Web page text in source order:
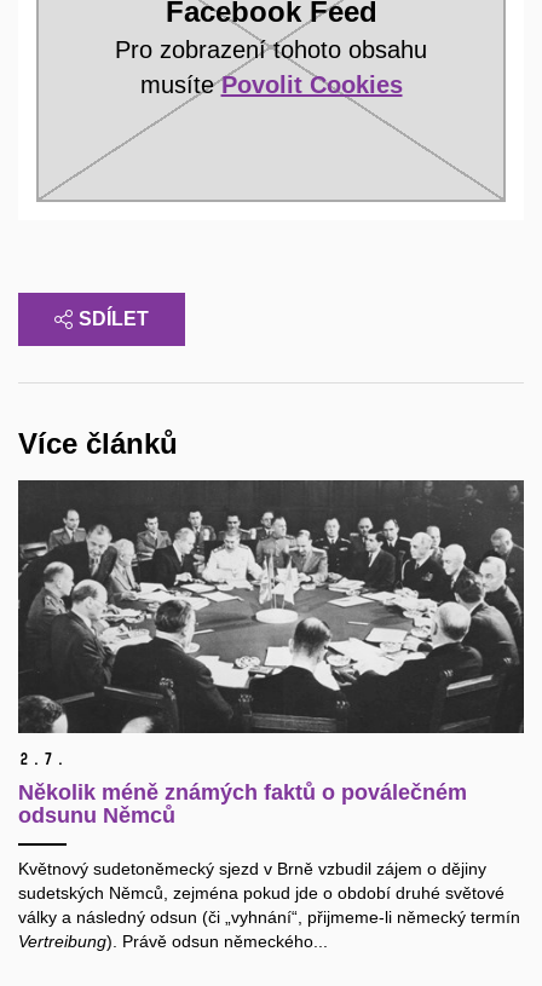
Facebook Feed
Pro zobrazení tohoto obsahu
musítePovolit Cookies
SDÍLET
Více článků
2. 7.
Několik méně známých faktů o poválečném
odsunu Němců
Květnový sudetoněmecký sjezd v Brně vzbudil zájem o dějiny
sudetských Němců, zejména pokud jde o období druhé světové
války a následný odsun (či „vyhnání“, přijmeme-li německý termín
Vertreibung). Právě odsun německého...